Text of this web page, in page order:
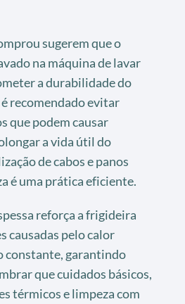
sugerem que o
na máquina de lavar
a durabilidade do
recomendado evitar
que podem causar
a vida útil do
de cabos e panos
é uma prática eficiente.
reforça a frigideira
causadas pelo calor
constante, garantindo
que cuidados básicos,
térmicos e limpeza com